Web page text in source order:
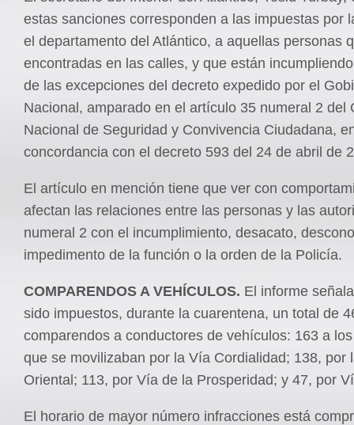
estas sanciones corresponden a las impuestas por
el departamento del Atlántico, a aquellas personas
encontradas en las calles, y que están
de las excepciones del decreto expedido por el
Nacional, amparado en el artículo 35 numeral 2 del
Nacional de Seguridad y Convivencia Ciudadana,
concordancia con el decreto 593 del 24 de abril de
El artículo en mención tiene que ver con
afectan las relaciones entre las personas y las
numeral 2 con el incumplimiento, desacato,
impedimento de la función o la orden de la Policía.
COMPARENDOS A VEHÍCULOS. El informe
sido impuestos, durante la cuarentena, un total de
comparendos a conductores de vehículos: 163 a
que se movilizaban por la Vía Cordialidad; 138, por
Oriental; 113, por Vía de la Prosperidad; y 47, por
El horario de mayor número infracciones está